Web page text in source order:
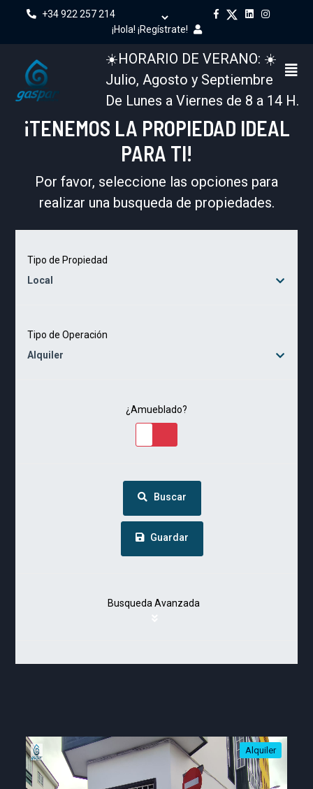
+34 922 257 214
¡Hola! ¡Regístrate!
☀️HORARIO DE VERANO: ☀️
Julio, Agosto y Septiembre
De Lunes a Viernes de 8 a 14 H.
¡TENEMOS LA PROPIEDAD IDEAL
PARA TI!
Por favor, seleccione las opciones para
realizar una busqueda de propiedades.
Tipo de Propiedad
Local
Tipo de Operación
Alquiler
¿Amueblado?
Buscar
Guardar
Busqueda Avanzada
Alquiler